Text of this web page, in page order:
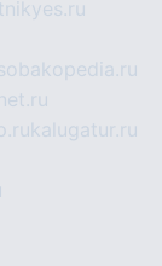
kalugatur.ru